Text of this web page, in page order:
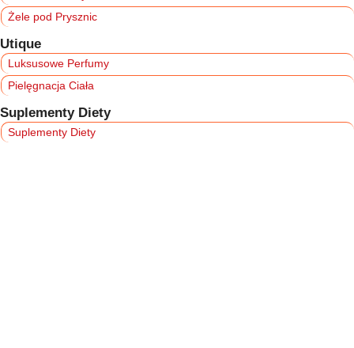
Żele pod Prysznic
Utique
Luksusowe Perfumy
Pielęgnacja Ciała
Suplementy Diety
Suplementy Diety